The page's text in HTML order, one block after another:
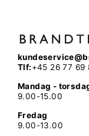
Tlf:+45 26 77 69
Mandag -
9.00-15.00
Fredag
9.00-13.00